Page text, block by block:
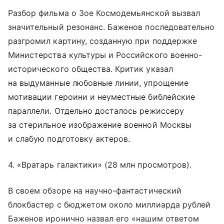
Разбор фильма о Зое Космодемьянской вызвал
значительный резонанс. Баженов последовательно
разгромил картину, созданную при поддержке
Министерства культуры и Российского военно-
исторического общества. Критик указал
на выдуманные любовные линии, упрощение
мотивации героини и неуместные библейские
параллели. Отдельно досталось режиссеру
за стерильное изображение военной Москвы
и слабую подготовку актеров.
4. «Вратарь галактики» (28 млн просмотров).
В своем обзоре на научно-фантастический
блокбастер с бюджетом около миллиарда рублей
Баженов иронично назвал его «нашим ответом